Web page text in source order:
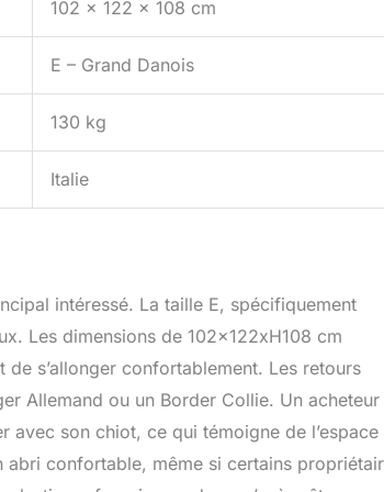
102 x 122 x 108 cm
E – Grand Danois
130 kg
Italie
intéressé. La taille E, spécifiquement
Les dimensions de 102x122xH108 cm
s’allonger confortablement. Les retours
Allemand ou un Border Collie. Un acheteur
avec son chiot, ce qui témoigne de l’espace
confortable, même si certains